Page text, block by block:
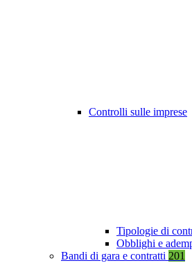
Controlli sulle imprese
Tipologie di
Obblighi e
Bandi di gara e contratti 201